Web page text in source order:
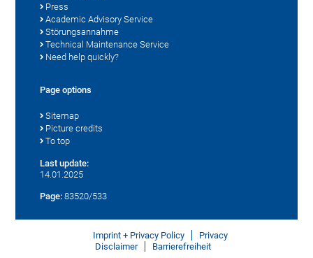
Press
Academic Advisory Service
Störungsannahme
Technical Maintenance Service
Need help quickly?
Page options
Sitemap
Picture credits
To top
Last update:
14.01.2025
Page: 83520/533
Imprint + Privacy Policy
Privacy
Disclaimer
Barrierefreiheit